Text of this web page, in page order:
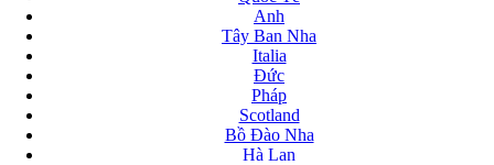
Anh
Tây Ban Nha
Italia
Đức
Pháp
Scotland
Bồ Đào Nha
Hà Lan